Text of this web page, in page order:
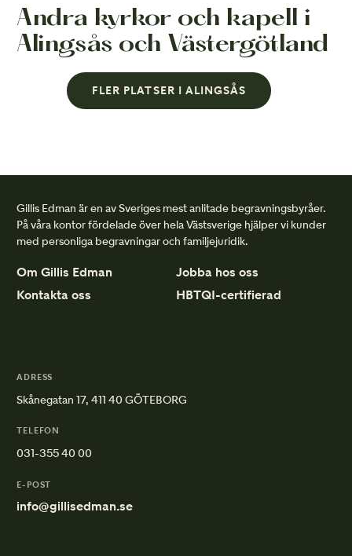
Andra kyrkor och kapell i
Alingsås och Västergötland
FLER PLATSER I ALINGSÅS
Gillis Edman är en av Sveriges mest anlitade begravningsbyråer.
På våra kontor fördelade över hela Västsverige hjälper vi kunder
med personliga begravningar och familjejuridik.
Om Gillis Edman
Jobba hos oss
Kontakta oss
HBTQI-certifierad
ADRESS
Skånegatan 17, 411 40 GÖTEBORG
TELEFON
031-355 40 00
E-POST
info@gillisedman.se